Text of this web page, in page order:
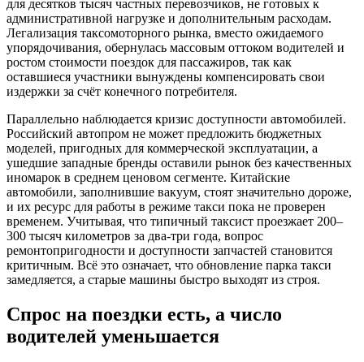
для десятков тысяч частных перевозчиков, не готовых к
административной нагрузке и дополнительным расходам.
Легализация таксомоторного рынка, вместо ожидаемого
упорядочивания, обернулась массовым оттоком водителей и
ростом стоимости поездок для пассажиров, так как
оставшиеся участники вынуждены компенсировать свои
издержки за счёт конечного потребителя.
Параллельно наблюдается кризис доступности автомобилей.
Российский автопром не может предложить бюджетных
моделей, пригодных для коммерческой эксплуатации, а
ушедшие западные бренды оставили рынок без качественных
иномарок в среднем ценовом сегменте. Китайские
автомобили, заполнившие вакуум, стоят значительно дороже,
и их ресурс для работы в режиме такси пока не проверен
временем. Учитывая, что типичный таксист проезжает 200–
300 тысяч километров за два-три года, вопрос
ремонтопригодности и доступности запчастей становится
критичным. Всё это означает, что обновление парка такси
замедляется, а старые машины быстро выходят из строя.
Спрос на поездки есть, а число
водителей уменьшается